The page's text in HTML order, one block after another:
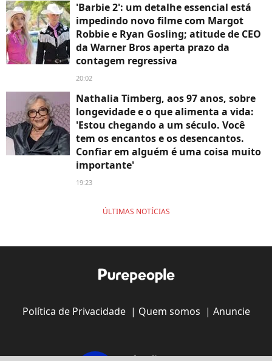
'Barbie 2': um detalhe essencial está
impedindo novo filme com Margot
Robbie e Ryan Gosling; atitude de CEO
da Warner Bros aperta prazo da
contagem regressiva
20:02
Nathalia Timberg, aos 97 anos, sobre
longevidade e o que alimenta a vida:
'Estou chegando a um século. Você
tem os encantos e os desencantos.
Confiar em alguém é uma coisa muito
importante'
19:23
ÚLTIMAS NOTÍCIAS
Política de Privacidade| Quem somos | Anuncie